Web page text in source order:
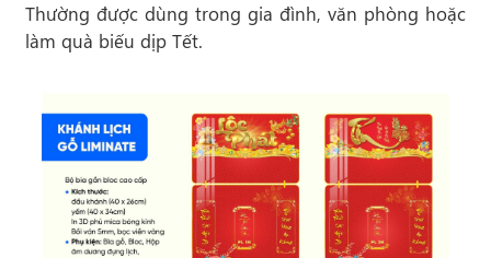
Thường được dùng trong gia đình, văn phòng hoặc
làm quà biếu dịp Tết.